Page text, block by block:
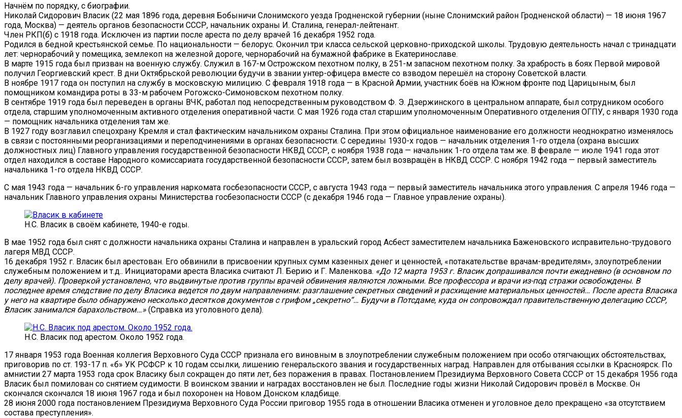
Начнём по порядку, с биографии.
Николай Сидорович Власик (22 мая 1896 года, деревня Бобыничи Слонимского уезда Гродненской губернии (ныне Слонимский район Гродненской области) — 18 июня 1967
года, Москва) — деятель органов безопасности СССР, начальник охраны И. Сталина, генерал-лейтенант.
Член РКП(б) с 1918 года. Исключен из партии после ареста по делу врачей 16 декабря 1952 года.
Родился в бедной крестьянской семье. По национальности — белорус. Окончил три класса сельской церковно-приходской школы. Трудовую деятельность начал с тринадцати
лет: чернорабочий у помещика, землекоп на железной дороге, чернорабочий на бумажной фабрике в Екатеринославе.
В марте 1915 года был призван на военную службу. Служил в 167-м Острожском пехотном полку, в 251-м запасном пехотном полку. За храбрость в боях Первой мировой
получил Георгиевский крест. В дни Октябрьской революции будучи в звании унтер-офицера вместе со взводом перешёл на сторону Советской власти.
В ноябре 1917 года он поступил на службу в московскую милицию. С февраля 1918 года — в Красной Армии, участник боёв на Южном фронте под Царицыным, был
помощником командира роты в 33-м рабочем Рогожско-Симоновском пехотном полку.
В сентябре 1919 года был переведен в органы ВЧК, работал под непосредственным руководством Ф. Э. Дзержинского в центральном аппарате, был сотрудником особого
отдела, старшим уполномоченным активного отделения оперативной части. С мая 1926 года стал старшим уполномоченным Оперативного отделения ОГПУ, с января 1930 года
— помощник начальника отделения там же.
В 1927 году возглавил спецохрану Кремля и стал фактическим начальником охраны Сталина. При этом официальное наименование его должности неоднократно изменялось
в связи с постоянными реорганизациями и переподчинениями в органах безопасности. С середины 1930-х годов — начальник отделения 1-го отдела (охрана высших
должностных лиц) Главного управления государственной безопасности НКВД СССР, с ноября 1938 года — начальник 1-го отдела там же. В феврале — июле 1941 года этот
отдел находился в составе Народного комиссариата государственной безопасности СССР, затем был возвращён в НКВД СССР. С ноября 1942 года — первый заместитель
начальника 1-го отдела НКВД СССР.
С мая 1943 года — начальник 6-го управления наркомата госбезопасности СССР, с августа 1943 года — первый заместитель начальника этого управления. С апреля 1946 года —
начальник Главного управления охраны Министерства госбезопасности СССР (с декабря 1946 года — Главное управление охраны).
Н.С. Власик в своём кабинете, 1940-е годы.
В мае 1952 года был снят с должности начальника охраны Сталина и направлен в уральский город Асбест заместителем начальника Баженовского исправительно-трудового
лагеря МВД СССР.
16 декабря 1952 г. Власик был арестован. Его обвинили в присвоении крупных сумм казенных денег и ценностей, «потакательстве врачам-вредителям», злоупотреблении
служебным положением и т.д.. Инициаторами ареста Власика считают Л. Берию и Г. Маленкова. «До 12 марта 1953 г. Власик допрашивался почти ежедневно (в основном по
делу врачей). Проверкой установлено, что выдвинутые против группы врачей обвинения являются ложными. Все профессора и врачи из-под стражи освобождены. В
последнее время следствие по делу Власика ведется по двум направлениям: разглашение секретных сведений и расхищение материальных ценностей… После ареста Власика
у него на квартире было обнаружено несколько десятков документов с грифом „секретно“… Будучи в Потсдаме, куда он сопровождал правительственную делегацию СССР,
Власик занимался барахольством…» (Справка из уголовного дела).
Н.С. Власик под арестом. Около 1952 года.
17 января 1953 года Военная коллегия Верховного Суда СССР признала его виновным в злоупотреблении служебным положением при особо отягчающих обстоятельствах,
приговорив по ст. 193-17 п. «б» УК РСФСР к 10 годам ссылки, лишению генеральского звания и государственных наград. Направлен для отбывания ссылки в Красноярск. По
амнистии 27 марта 1953 года срок Власику был сокращен до пяти лет, без поражения в правах. Постановлением Президиума Верховного Совета СССР от 15 декабря 1956 года
Власик был помилован со снятием судимости. В воинском звании и наградах восстановлен не был. Последние годы жизни Николай Cидорович провёл в Москве. Он
скончался скончался 18 июня 1967 года и был похоронен на Новом Донском кладбище.
28 июня 2000 года постановлением Президиума Верховного Суда России приговор 1955 года в отношении Власика отменен и уголовное дело прекращено «за отсутствием
состава преступления».